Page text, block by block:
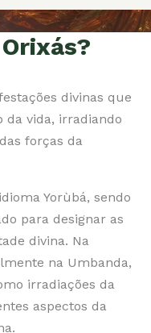
divinas que
da vida, irradiando
forças da
Yorùbá, sendo
para designar as
divina. Na
na Umbanda,
irradiações da
aspectos da